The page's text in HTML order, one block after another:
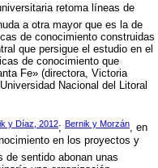
retoma líneas de
a otra mayor que es la de
de conocimiento construidas
que persigue el estudio en el
de conocimiento que
Fe» (directora, Victoria
Nacional del Litoral
y Díaz, 2012; Bernik y Morzán, en
en los proyectos y
de sentido abonan unas